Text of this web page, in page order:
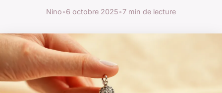
Nino•6 octobre 2025•7 min de lecture